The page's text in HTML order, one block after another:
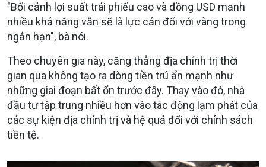
"Bối cảnh lợi suất trái phiếu cao và đồng USD mạnh
nhiều khả năng vẫn sẽ là lực cản đối với vàng trong
ngắn hạn", bà nói.
Theo chuyên gia này, căng thẳng địa chính trị thời
gian qua không tạo ra dòng tiền trú ẩn mạnh như
những giai đoạn bất ổn trước đây. Thay vào đó, nhà
đầu tư tập trung nhiều hơn vào tác động lạm phát của
các sự kiện địa chính trị và hệ quả đối với chính sách
tiền tệ.